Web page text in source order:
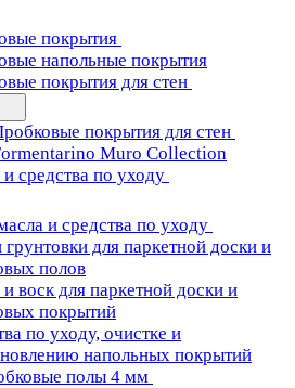
покрытия
напольные покрытия
покрытия для стен
покрытия для стен
Muro Collection
средства по уходу
и средства по уходу
для паркетной доски и
полов
воск для паркетной доски и
покрытий
по уходу, очистке и
напольных покрытий
полы 4 мм